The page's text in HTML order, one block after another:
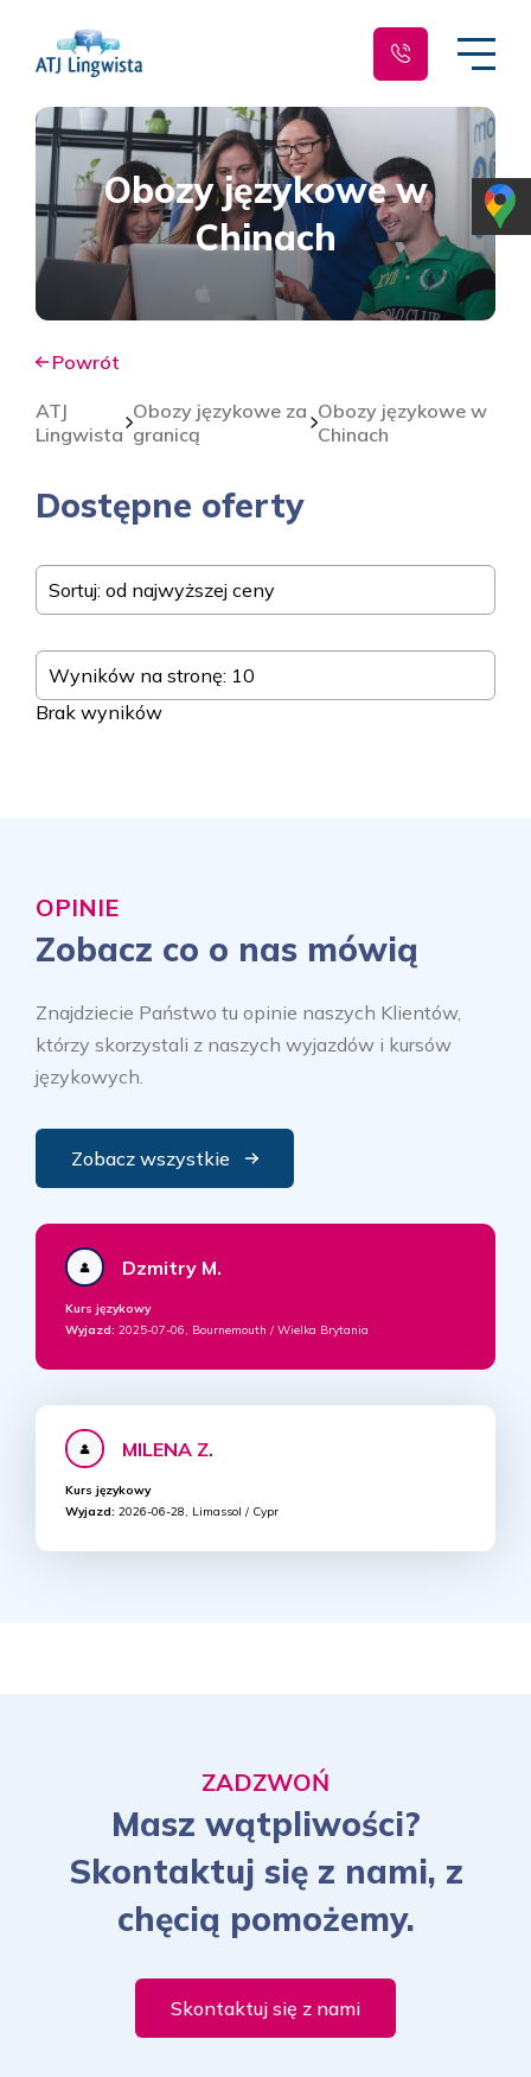
Obozy językowe w
Chinach
Powrót
ATJ
Lingwista
Obozy językowe za
granicą
Obozy językowe w
Chinach
Dostępne oferty
Sortuj: od najwyższej ceny
Wyników na stronę: 10
Brak wyników
OPINIE
Zobacz co o nas mówią
Znajdziecie Państwo tu opinie naszych Klientów,
którzy skorzystali z naszych wyjazdów i kursów
językowych.
Zobacz wszystkie
Dzmitry M.
Kurs językowy
Wyjazd: 2025-07-06, Bournemouth / Wielka Brytania
MILENA Z.
Kurs językowy
Wyjazd: 2026-06-28, Limassol / Cypr
ZADZWOŃ
Masz wątpliwości?
Skontaktuj się z nami, z
chęcią pomożemy.
Skontaktuj się z nami